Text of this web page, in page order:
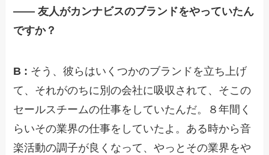
—— 友人がカンナビスのブランドをやっていたん
ですか？
B : そう、彼らはいくつかのブランドを立ち上げ
て、それがのちに別の会社に吸収されて、そこの
セールスチームの仕事をしていたんだ。８年間く
らいその業界の仕事をしていたよ。ある時から音
楽活動の調子が良くなって、やっとその業界をや